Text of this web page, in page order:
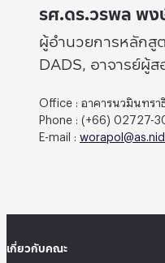
รศ.ดร.วรพล พง
ผู้อำนวยการหลัก
DADS, อาจารย์ผู้
Office : อาคารนวมินทรา
Phone : (+66) 02727-
E-mail :
เกี่ยวกับคณะ